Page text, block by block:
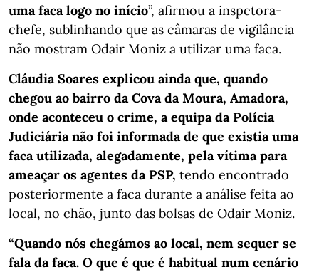
uma faca logo no início”, afirmou a inspetora-
chefe, sublinhando que as câmaras de vigilância
não mostram Odair Moniz a utilizar uma faca.
Cláudia Soares explicou ainda que, quando
chegou ao bairro da Cova da Moura, Amadora,
onde aconteceu o crime, a equipa da Polícia
Judiciária não foi informada de que existia uma
faca utilizada, alegadamente, pela vítima para
ameaçar os agentes da PSP, tendo encontrado
posteriormente a faca durante a análise feita ao
local, no chão, junto das bolsas de Odair Moniz.
“Quando nós chegámos ao local, nem sequer se
fala da faca. O que é que é habitual num cenário